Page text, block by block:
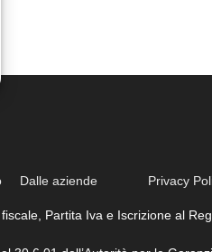
Dalle aziende Privacy
Partita Iva e Iscrizione al